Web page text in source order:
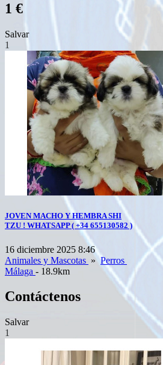
1 €
Salvar
1
JOVEN MACHO Y HEMBRA SHI
TZU ! WHATSAPP ( +34 655130582 )
16 diciembre 2025 8:46
Animales y Mascotas »Perros
Málaga - 18.9km
Contáctenos
Salvar
1